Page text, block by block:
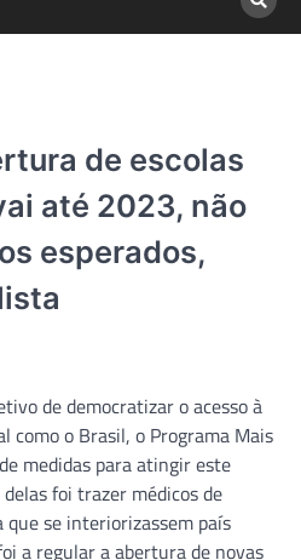
de escolas
até 2023, não
esperados,
de democratizar o acesso à
como o Brasil, o Programa Mais
medidas para atingir este
foi trazer médicos de
se interiorizassem país
a regular a abertura de novas